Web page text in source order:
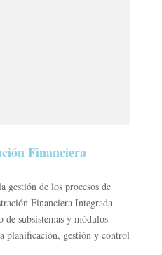
Financiera
gestión de los procesos de
Financiera Integrada
subsistemas y módulos
planificación, gestión y control